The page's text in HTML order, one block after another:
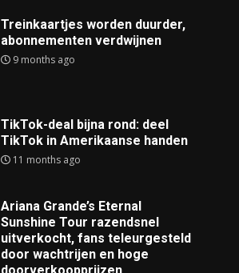
Treinkaartjes worden duurder,
abonnementen verdwijnen
9 months ago
TikTok-deal bijna rond: deel
TikTok in Amerikaanse handen
11 months ago
Ariana Grande’s Eternal
Sunshine Tour razendsnel
uitverkocht, fans teleurgesteld
door wachtrijen en hoge
doorverkoopprijzen